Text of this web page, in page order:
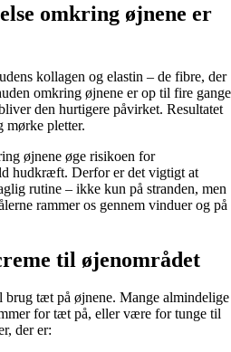
omkring øjnene er
kollagen og elastin – de fibre, der
omkring øjnene er op til fire gange
den hurtigere påvirket. Resultatet
mørke pletter.
øjnene øge risikoen for
hudkræft. Derfor er det vigtigt at
rutine – ikke kun på stranden, men
rammer os gennem vinduer og på
til øjenområdet
brug tæt på øjnene. Mange almindelige
for tæt på, eller være for tunge til
der er: